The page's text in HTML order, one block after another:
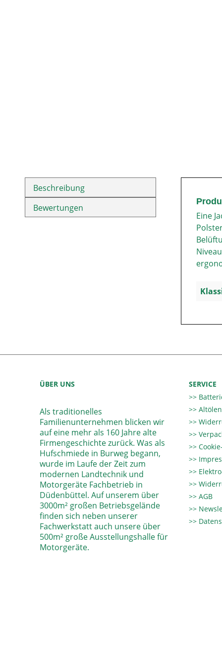
Beschreibung
Bewertungen
Eine
ÜBER UNS
Als traditionelles
Familienunternehmen blicken wir
auf eine mehr als 160 Jahre alte
Firmengeschichte zurück. Was als
Hufschmiede in Burweg begann,
wurde im Laufe der Zeit zum
modernen Landtechnik und
Motorgeräte Fachbetrieb in
Düdenbüttel. Auf unserem über
3000m² großen Betriebsgelände
finden sich neben unserer
Fachwerkstatt auch unsere über
500m² große Ausstellungshalle für
Motorgeräte.
SERVICE
AGB